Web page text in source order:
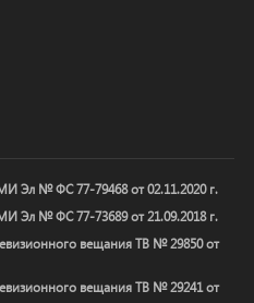
Эл № ФС 77-79468 от 02.11.2020 г.
Эл № ФС 77-73689 от 21.09.2018 г.
вещания ТВ № 29850 от
вещания ТВ № 29241 от